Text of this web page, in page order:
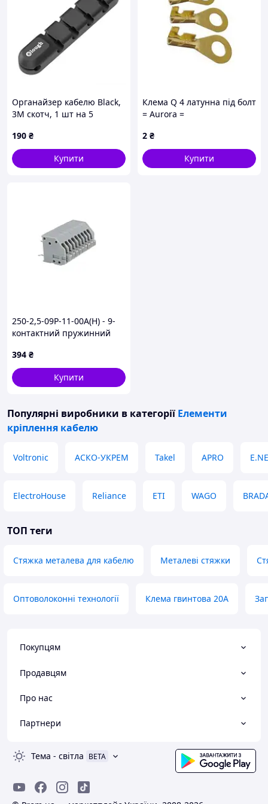
Органайзер кабелю Black,
3М скотч, 1 шт на 5
190 ₴
Купити
Клема Q 4 латунна під болт
= Aurora =
2 ₴
Купити
250-2,5-09P-11-00A(H) - 9-
контактний пружинний
5 шт.
394 ₴
Купити
Популярні виробники в категорії Елементи
кріплення кабелю
Voltronic АСКО-УКРЕМ Takel APRO
ElectroHouse Reliance ETI WAGO
ТОП теги
Стяжка металева для кабелю Металеві стяжки
Оптоволоконні технології Клемa гвинтова 20А
Покупцям
Продавцям
Про нас
Партнери
Тема - світла BETA